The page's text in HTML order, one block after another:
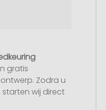
gratis
Zodra u
wij direct